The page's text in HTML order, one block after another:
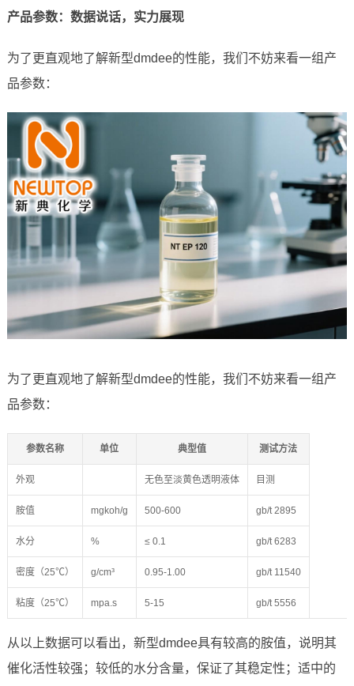
产品参数：数据说话，实力展现
为了更直观地了解新型dmdee的性能，我们不妨来看一组产
品参数：
为了更直观地了解新型dmdee的性能，我们不妨来看一组产
品参数：
参数名称 单位 典型值 测试方法
外观 无色至淡黄色透明液体 目测
胺值 mgkoh/g 500-600 gb/t 2895
水分 % ≤ 0.1 gb/t 6283
密度（25℃） g/cm³ 0.95-1.00 gb/t 11540
粘度（25℃） mpa.s 5-15 gb/t 5556
从以上数据可以看出，新型dmdee具有较高的胺值，说明其
催化活性较强；较低的水分含量，保证了其稳定性；适中的